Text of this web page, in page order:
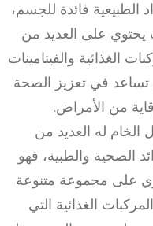
الطبيعية فائدة للجسم،
على العديد من
الغذائية والفيتامينات
تساعد في تعزيز الصحة
من الأمراض.
له العديد من
الصحية والطبية، فهو
على مجموعة متنوعة
الغذائية التي